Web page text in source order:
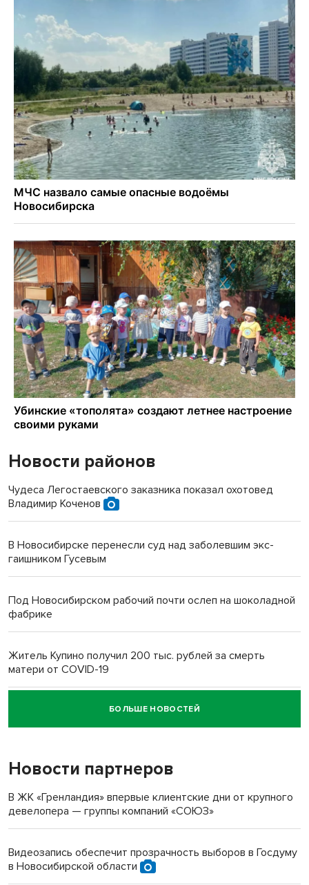
Новости районов
Чудеса Легостаевского заказника показал охотовед
Владимир Коченов
В Новосибирске перенесли суд над заболевшим экс-
гаишником Гусевым
Под Новосибирском рабочий почти ослеп на шоколадной
фабрике
Житель Купино получил 200 тыс. рублей за смерть
матери от COVID-19
Новосибирский суд наказал водителя за смерть
пенсионерки на вокзале
«Мы живём на пастбище!»: в новосибирском селе лошади
терроризируют жителей
Новосибирский преподаватель с женой вошли в топ-16
БОЛЬШЕ НОВОСТЕЙ
Новости партнеров
В ЖК «Гренландия» впервые клиентские дни от крупного
девелопера — группы компаний «СОЮЗ»
Видеозапись обеспечит прозрачность выборов в Госдуму
в Новосибирской области